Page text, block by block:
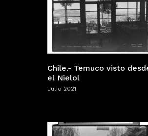
Chile.- Temuco visto
el Nielol
Julio 2021